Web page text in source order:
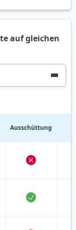
auf gleichen
Ausschüttung